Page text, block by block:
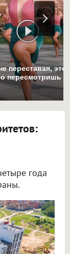
переставая, это
пересмотришь
года